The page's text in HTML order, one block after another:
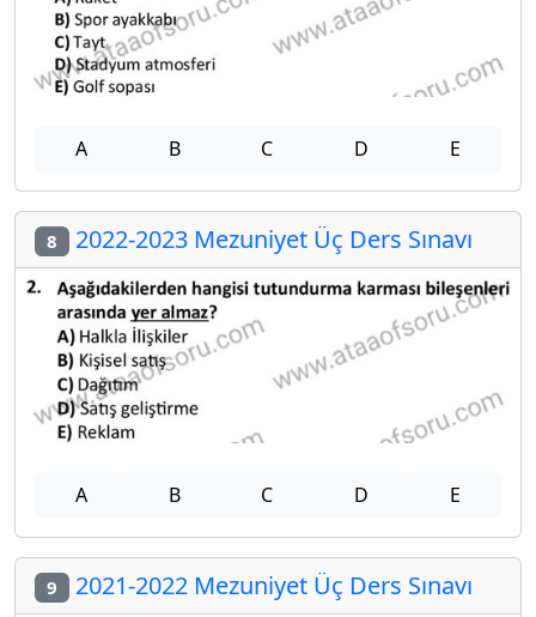
A B C D E
8 2022-2023 Mezuniyet Üç Ders Sınavı
A B C D E
9 2021-2022 Mezuniyet Üç Ders Sınavı